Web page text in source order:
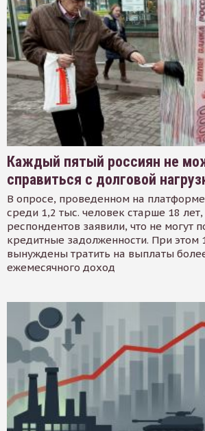
Каждый пятый россиян не
справиться с долговой
В опросе, проведенном на платформе
среди 1,2 тыс. человек старше 18 лет,
респондентов заявили, что не могут
кредитные задолженности. При этом
вынуждены тратить на выплаты
ежемесячного доход